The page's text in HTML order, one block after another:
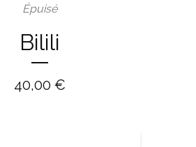
Épuisé
Bilili
40,00 €